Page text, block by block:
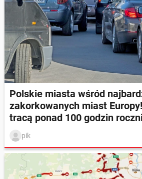
Polskie miasta wśród
zakorkowanych miast
tracą ponad 100 godzin
pik